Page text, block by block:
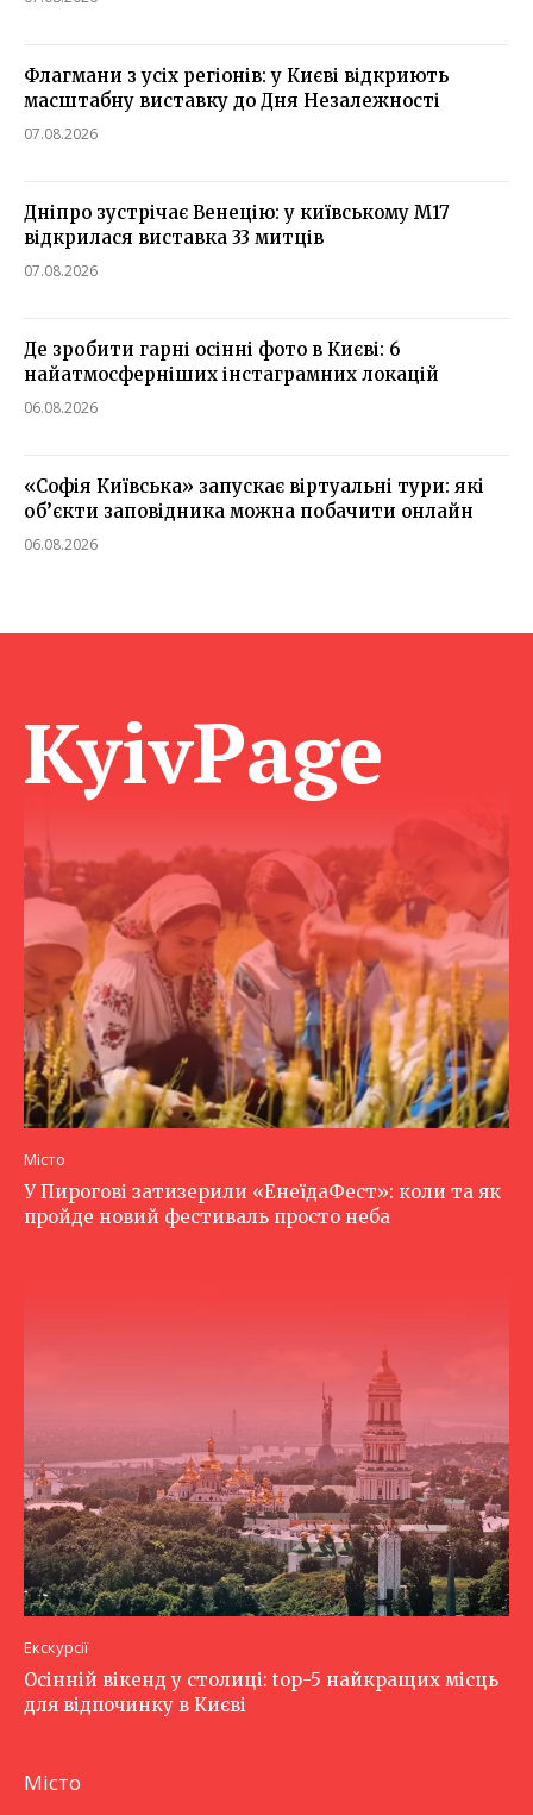
Флагмани з усіх регіонів: у Києві відкриють
масштабну виставку до Дня Незалежності
07.08.2026
Дніпро зустрічає Венецію: у київському М17
відкрилася виставка 33 митців
07.08.2026
Де зробити гарні осінні фото в Києві: 6
найатмосферніших інстаграмних локацій
06.08.2026
«Софія Київська» запускає віртуальні тури: які
об’єкти заповідника можна побачити онлайн
06.08.2026
KyivPage
Місто
У Пирогові затизерили «ЕнеїдаФест»: коли та як
пройде новий фестиваль просто неба
Екскурсії
Осінній вікенд у столиці: top-5 найкращих місць
для відпочинку в Києві
Місто